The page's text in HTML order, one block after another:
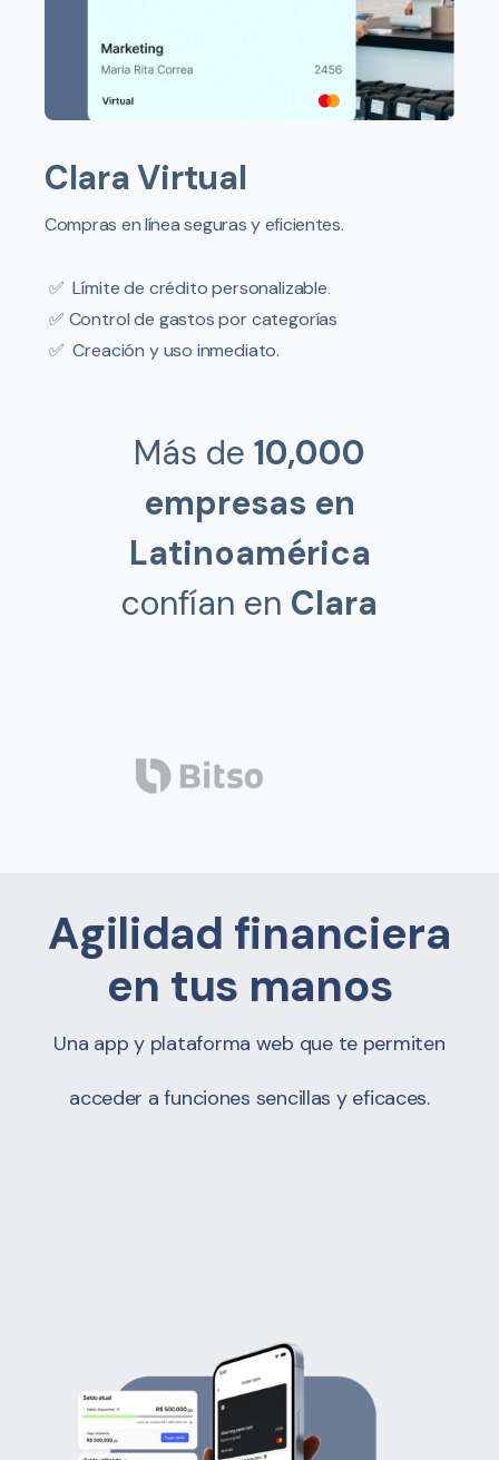
Clara Virtual
Compras en línea seguras y eficientes.
✅Límite de crédito personalizable.
✅ Control de gastos por categorías
✅Creación y uso inmediato.
Más de 10,000
empresas en
Latinoamérica
confían en Clara
Agilidad financiera
en tus manos
Una app y plataforma web que te permiten
acceder a funciones sencillas y eficaces.